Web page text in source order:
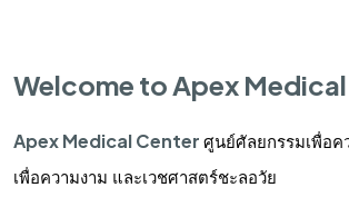
Welcome to Apex
Apex Medical Center ศูนย์ศัลยกรรมเพื่อค
เพื่อความงาม และเวชศาสตร์ชะลอวัย